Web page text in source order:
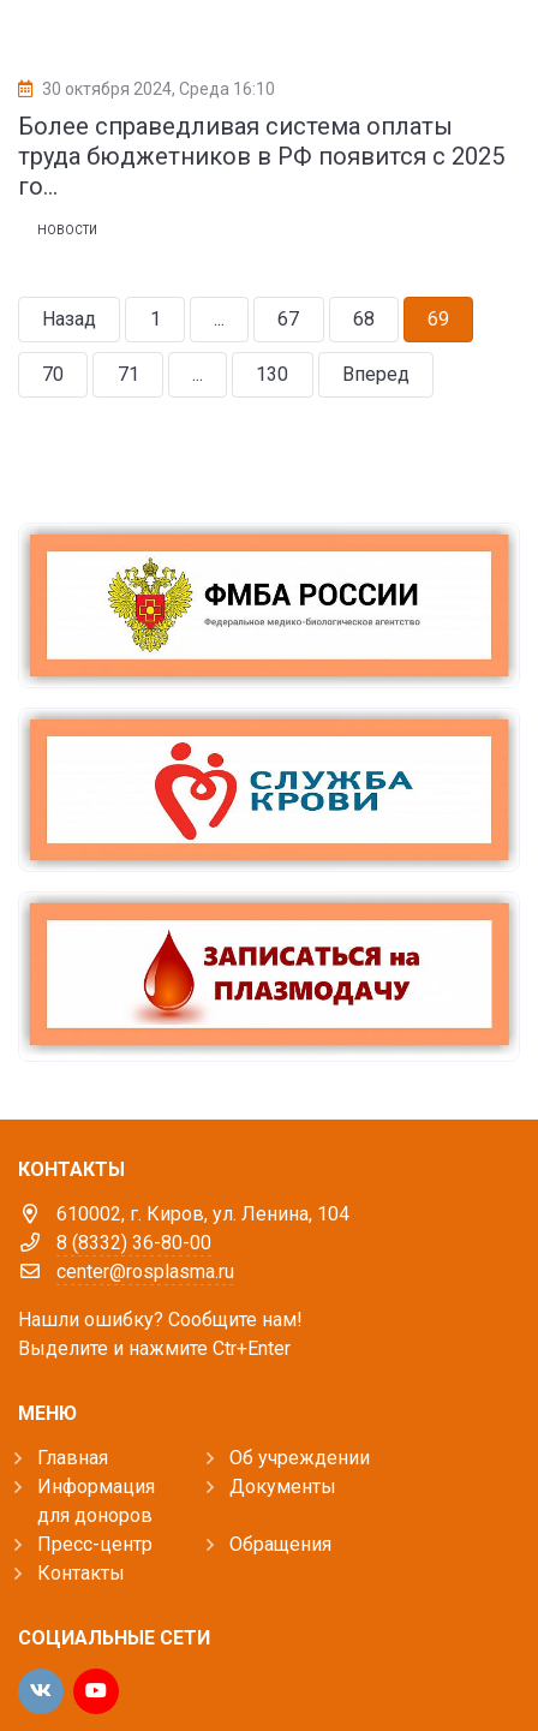
30 октября 2024, Среда 16:10
Более справедливая система оплаты
труда бюджетников в РФ появится с 2025
го...
НОВОСТИ
Назад 1 ... 67 68 69
70 71 ... 130 Вперед
КОНТАКТЫ
610002, г. Киров, ул. Ленина, 104
8 (8332) 36-80-00
center@rosplasma.ru
Нашли ошибку? Сообщите нам!
Выделите и нажмите Ctr+Enter
МЕНЮ
Главная
Об учреждении
Информация
для доноров
Документы
Пресс-центр
Обращения
Контакты
СОЦИАЛЬНЫЕ СЕТИ